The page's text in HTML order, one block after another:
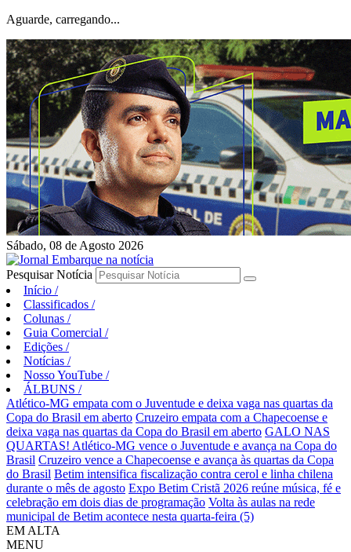
Aguarde, carregando...
Sábado, 08 de Agosto 2026
Pesquisar Notícia
Início /
Classificados /
Colunas /
Guia Comercial /
Edições /
Notícias /
Nosso YouTube /
ÁLBUNS /
Atlético-MG empata com o Juventude e deixa vaga nas quartas da
Copa do Brasil em aberto Cruzeiro empata com a Chapecoense e
deixa vaga nas quartas da Copa do Brasil em aberto GALO NAS
QUARTAS! Atlético-MG vence o Juventude e avança na Copa do
Brasil Cruzeiro vence a Chapecoense e avança às quartas da Copa
do Brasil Betim intensifica fiscalização contra cerol e linha chilena
durante o mês de agosto Expo Betim Cristã 2026 reúne música, fé e
celebração em dois dias de programação Volta às aulas na rede
municipal de Betim acontece nesta quarta-feira (5)
EM ALTA
MENU